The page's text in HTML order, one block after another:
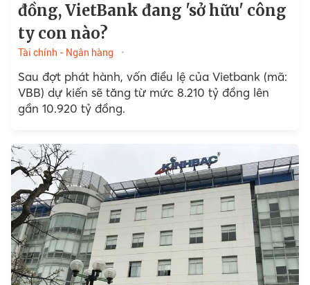
đồng, VietBank đang 'sở hữu' công
ty con nào?
Tài chính - Ngân hàng
Sau đợt phát hành, vốn điều lệ của Vietbank (mã:
VBB) dự kiến sẽ tăng từ mức 8.210 tỷ đồng lên
gần 10.920 tỷ đồng.